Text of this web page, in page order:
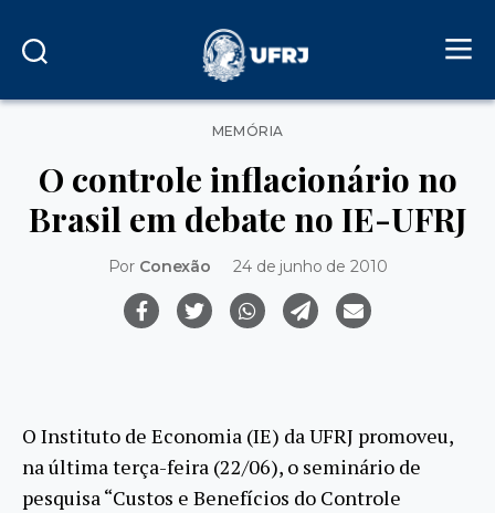
Categorias
MEMÓRIA
O controle inflacionário no
Brasil em debate no IE-UFRJ
Por Conexão 24 de junho de 2010
O Instituto de Economia (IE) da UFRJ promoveu,
na última terça-feira (22/06), o seminário de
pesquisa “Custos e Benefícios do Controle